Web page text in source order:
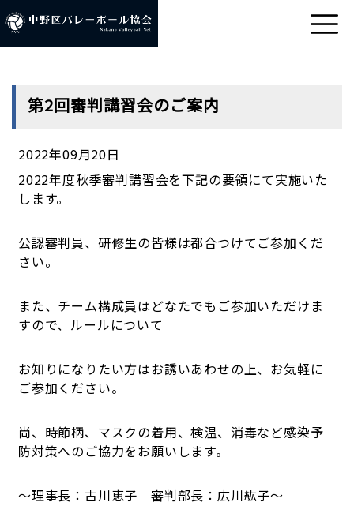
第2回審判講習会のご案内
2022年09月20日
2022年度秋季審判講習会を下記の要領にて実施いた
します。
公認審判員、研修生の皆様は都合つけてご参加くだ
さい。
また、チーム構成員はどなたでもご参加いただけま
すので、ルールについて
お知りになりたい方はお誘いあわせの上、お気軽に
ご参加ください。
尚、時節柄、マスクの着用、検温、消毒など感染予
防対策へのご協力をお願いします。
～理事長：古川恵子 審判部長：広川紘子～